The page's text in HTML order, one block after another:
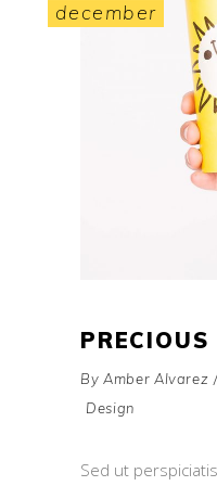
december
By Amber Alvarez
Design
Sed ut